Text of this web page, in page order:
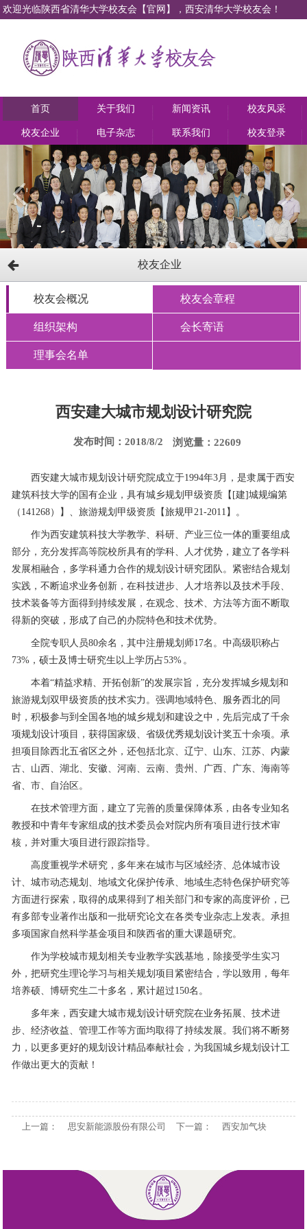
欢迎光临陕西省清华大学校友会【官网】，西安清华大学校友会！
首页 关于我们 新闻资讯 校友风采
校友企业 电子杂志 联系我们 校友登录
校友企业
校友会概况 校友会章程
组织架构 会长寄语
理事会名单
西安建大城市规划设计研究院
发布时间：2018/8/2 浏览量：22609
西安建大城市规划设计研究院成立于1994年3月，是隶属于西安
建筑科技大学的国有企业，具有城乡规划甲级资质【[建]城规编第
（141268）】、旅游规划甲级资质【旅规甲21-2011】。
作为西安建筑科技大学教学、科研、产业三位一体的重要组成
部分，充分发挥高等院校所具有的学科、人才优势，建立了各学科
发展相融合，多学科通力合作的规划设计研究团队。紧密结合规划
实践，不断追求业务创新，在科技进步、人才培养以及技术手段、
技术装备等方面得到持续发展，在观念、技术、方法等方面不断取
得新的突破，形成了自己的办院特色和技术优势。
全院专职人员80余名，其中注册规划师17名。中高级职称占
73%，硕士及博士研究生以上学历占53% 。
本着“精益求精、开拓创新”的发展宗旨，充分发挥城乡规划和
旅游规划双甲级资质的技术实力。强调地域特色、服务西北的同
时，积极参与到全国各地的城乡规划和建设之中，先后完成了千余
项规划设计项目，获得国家级、省级优秀规划设计奖五十余项。承
担项目除西北五省区之外，还包括北京、辽宁、山东、江苏、内蒙
古、山西、湖北、安徽、河南、云南、贵州、广西、广东、海南等
省、市、自治区。
在技术管理方面，建立了完善的质量保障体系，由各专业知名
教授和中青年专家组成的技术委员会对院内所有项目进行技术审
核，并对重大项目进行跟踪指导。
高度重视学术研究，多年来在城市与区域经济、总体城市设
计、城市动态规划、地域文化保护传承、地域生态特色保护研究等
方面进行探索，取得的成果得到了相关部门和专家的高度评价，已
有多部专业著作出版和一批研究论文在各类专业杂志上发表。承担
多项国家自然科学基金项目和陕西省的重大课题研究。
作为学校城市规划相关专业教学实践基地，除接受学生实习
外，把研究生理论学习与相关规划项目紧密结合，学以致用，每年
培养硕、博研究生二十多名，累计超过150名。
多年来，西安建大城市规划设计研究院在业务拓展、技术进
步、经济收益、管理工作等方面均取得了持续发展。我们将不断努
力，以更多更好的规划设计精品奉献社会，为我国城乡规划设计工
作做出更大的贡献！
上一篇： 思安新能源股份有限公司 下一篇： 西安加气块